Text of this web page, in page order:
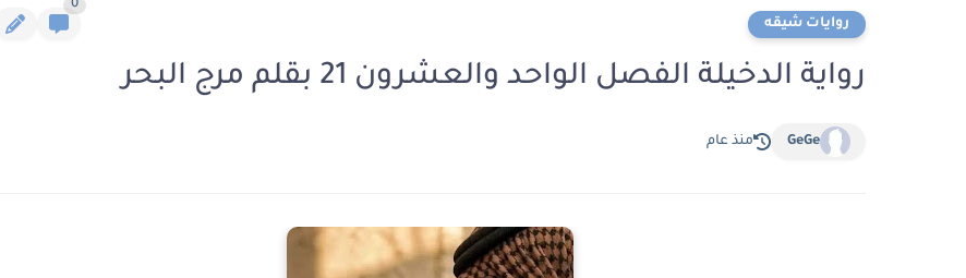
روايات شيقه
0
رواية الدخيلة الفصل الواحد والعشرون 21 بقلم مرج البحر
GeGe منذ عام